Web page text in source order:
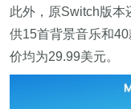
此外，原Switch版本
供15首背景音乐和
价均为29.99美元。